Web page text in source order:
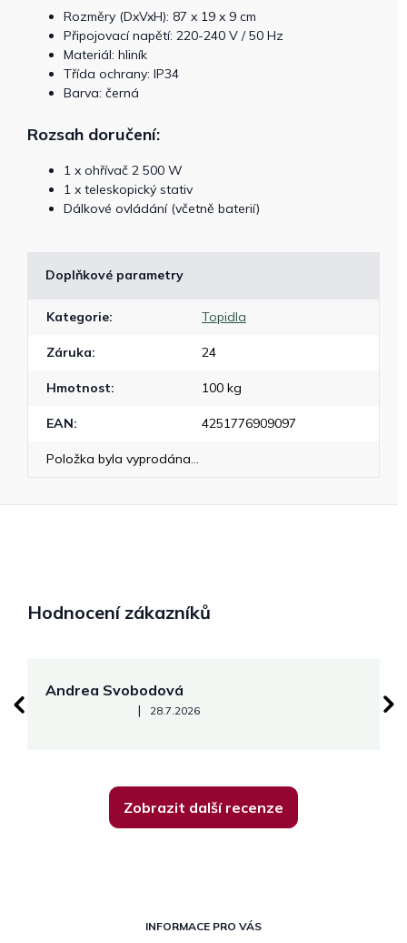
Rozměry (DxVxH): 87 x 19 x 9 cm
Připojovací napětí: 220-240 V / 50 Hz
Materiál: hliník
Třída ochrany: IP34
Barva: černá
Rozsah doručení:
1 x ohřívač 2 500 W
1 x teleskopický stativ
Dálkové ovládání (včetně baterií)
Doplňkové parametry
Kategorie: Topidla
Záruka: 24
Hmotnost: 100 kg
EAN: 4251776909097
Položka byla vyprodána…
Hodnocení zákazníků
Andrea Svobodová
Hodnocení obchodu je 5 z 5 hvězdiček.
| 28.7.2026
Zobrazit další recenze
INFORMACE PRO VÁS